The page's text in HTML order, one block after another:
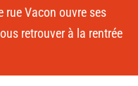
Vacon ouvre ses
retrouver à la rentrée